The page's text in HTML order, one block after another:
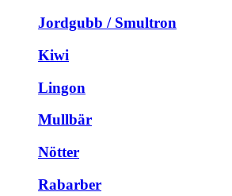
Jordgubb / Smultron
Kiwi
Lingon
Mullbär
Nötter
Rabarber